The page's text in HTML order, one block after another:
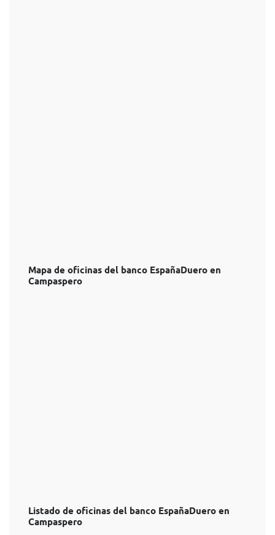
Mapa de oficinas del banco EspañaDuero en
Campaspero
Listado de oficinas del banco EspañaDuero en
Campaspero